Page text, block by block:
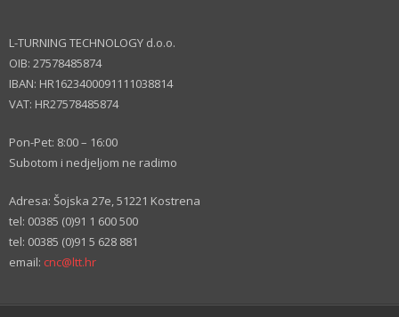
L-TURNING TECHNOLOGY d.o.o.
OIB: 27578485874
IBAN: HR1623400091111038814
VAT: HR27578485874
Pon-Pet: 8:00 – 16:00
Subotom i nedjeljom ne radimo
Adresa: Šojska 27e, 51221 Kostrena
tel: 00385 (0)91 1 600 500
tel: 00385 (0)91 5 628 881
email: cnc@ltt.hr